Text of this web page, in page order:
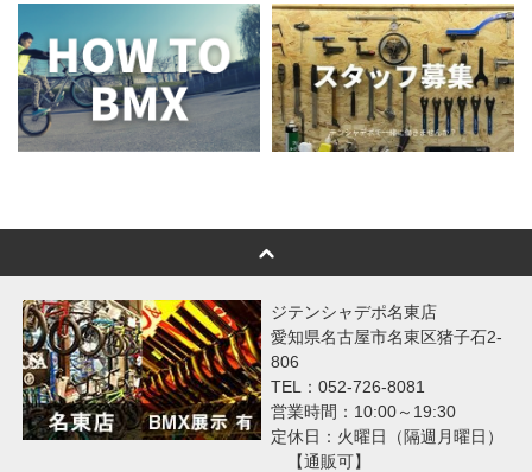
ジテンシャデポ名東店
愛知県名古屋市名東区猪子石2-
806
TEL：052-726-8081
営業時間：10:00～19:30
定休日：火曜日（隔週月曜日）
【通販可】